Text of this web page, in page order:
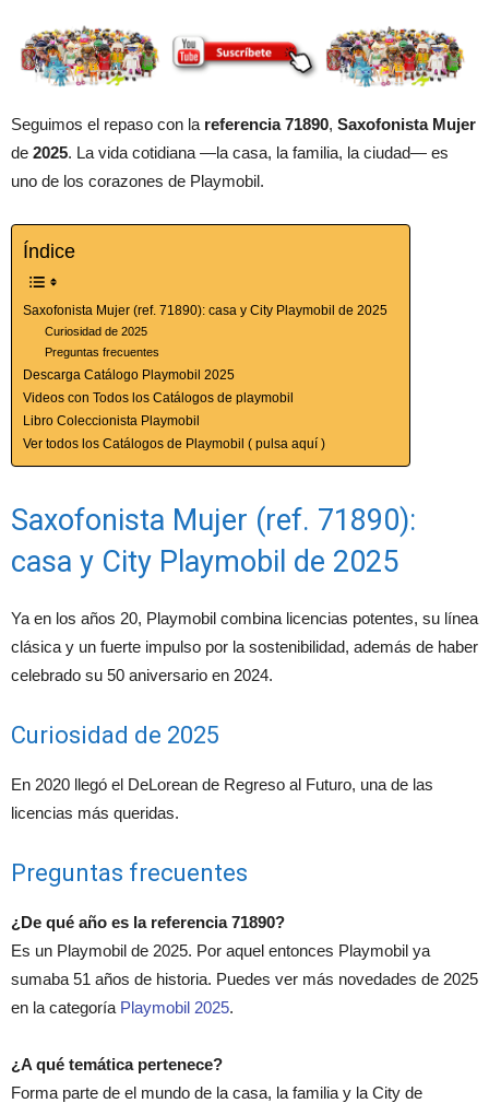
Seguimos el repaso con la referencia 71890, Saxofonista Mujer
de 2025. La vida cotidiana —la casa, la familia, la ciudad— es
uno de los corazones de Playmobil.
Índice
Saxofonista Mujer (ref. 71890): casa y City Playmobil de 2025
Curiosidad de 2025
Preguntas frecuentes
Descarga Catálogo Playmobil 2025
Videos con Todos los Catálogos de playmobil
Libro Coleccionista Playmobil
Ver todos los Catálogos de Playmobil ( pulsa aquí )
Saxofonista Mujer (ref. 71890):
casa y City Playmobil de 2025
Ya en los años 20, Playmobil combina licencias potentes, su línea
clásica y un fuerte impulso por la sostenibilidad, además de haber
celebrado su 50 aniversario en 2024.
Curiosidad de 2025
En 2020 llegó el DeLorean de Regreso al Futuro, una de las
licencias más queridas.
Preguntas frecuentes
¿De qué año es la referencia 71890?
Es un Playmobil de 2025. Por aquel entonces Playmobil ya
sumaba 51 años de historia. Puedes ver más novedades de 2025
en la categoría Playmobil 2025.
¿A qué temática pertenece?
Forma parte de el mundo de la casa, la familia y la City de